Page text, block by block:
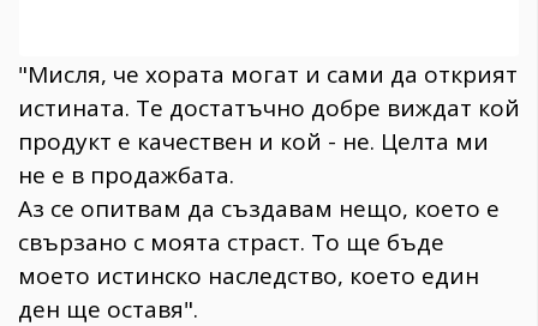
"Мисля, че хората могат и сами да открият
истината. Те достатъчно добре виждат кой
продукт е качествен и кой - не. Целта ми
не е в продажбата.
Аз се опитвам да създавам нещо, което е
свързано с моята страст. То ще бъде
моето истинско наследство, което един
ден ще оставя".